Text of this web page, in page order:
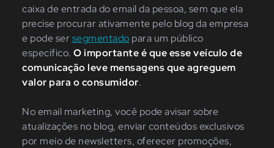
caixa de entrada do email da pessoa, sem que ela
precise procurar ativamente pelo blog da empresa
e pode sersegmentado para um público
específico. O importante é que esse veículo de
comunicação leve mensagens que agreguem
valor para o consumidor.
No email marketing, você pode avisar sobre
atualizações no blog, enviar conteúdos exclusivos
por meio de newsletters, oferecer promoções,